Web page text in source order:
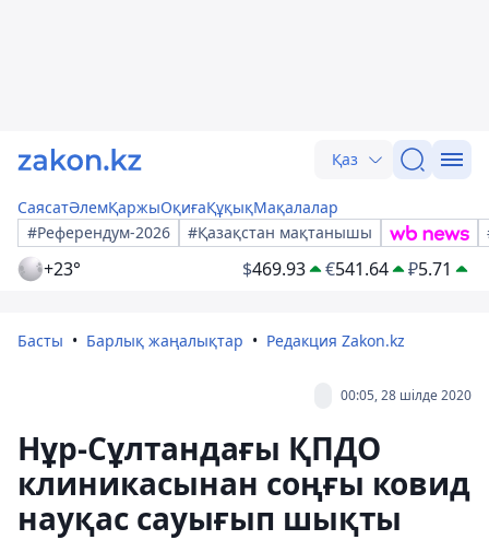
Қаз
СаясатӘлемҚаржыОқиғаҚұқықМақалалар
#Референдум-2026
#Қазақстан мақтанышы
+23° $469.93 €541.64 ₽5.71
Басты Барлық жаңалықтар Редакция Zakon.kz
00:05, 28 шілде 2020
Нұр-Сұлтандағы ҚПДО
клиникасынан соңғы ковид
науқас сауығып шықты